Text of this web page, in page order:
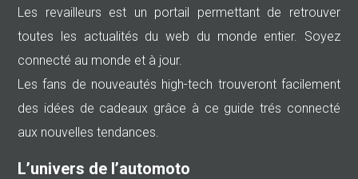
Les revailleurs est un portail permettant de retrouver
toutes les actualités du web du monde entier. Soyez
connecté au monde et à jour.
Les fans de nouveautés high-tech trouveront facilement
des idées de cadeaux grâce à ce guide trés connecté
aux nouvelles tendances.
L’univers de l’automoto